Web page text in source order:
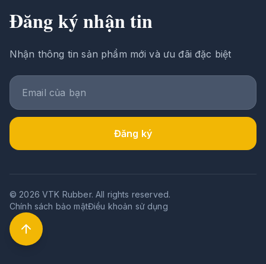
Đăng ký nhận tin
Nhận thông tin sản phẩm mới và ưu đãi đặc biệt
Đăng ký
© 2026 VTK Rubber. All rights reserved.
Chính sách bảo mậtĐiều khoản sử dụng